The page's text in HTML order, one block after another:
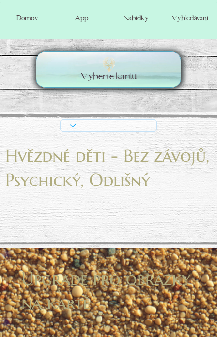
Domov App Nabídky Vyhledávání
Upgrade pro obrázky
na kartě
Vyberte kartu
Hvězdné děti - Bez závojů,
Psychický, Odlišný